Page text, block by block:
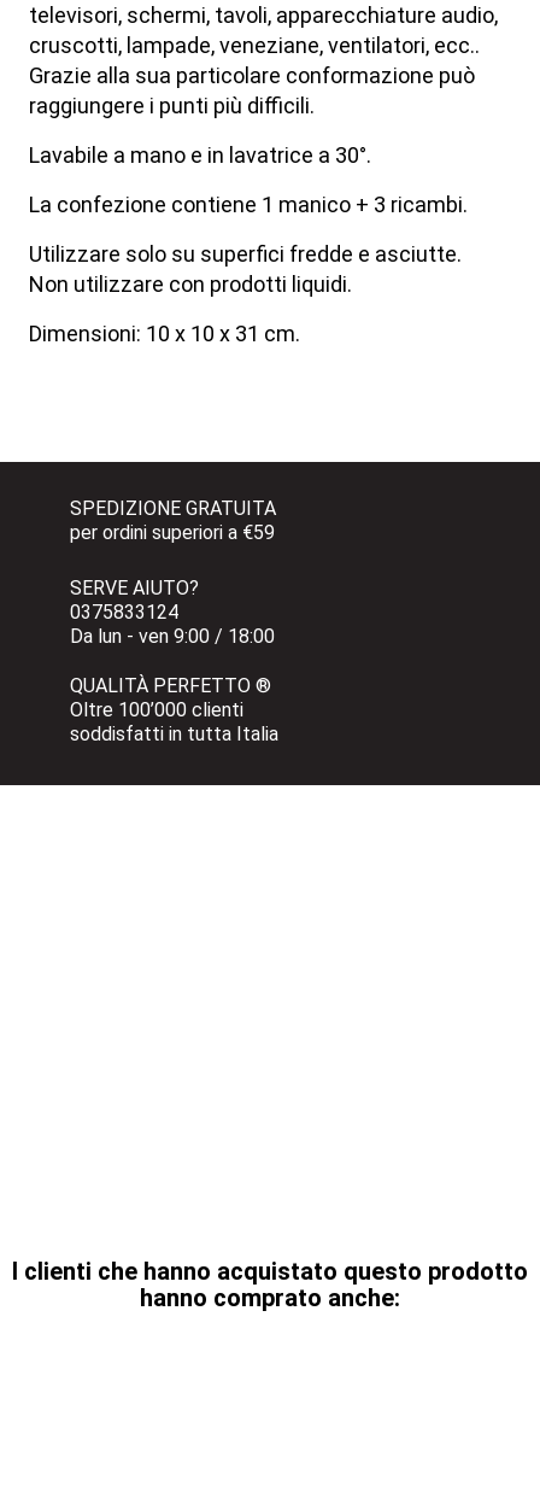
televisori, schermi, tavoli, apparecchiature audio,
cruscotti, lampade, veneziane, ventilatori, ecc..
Grazie alla sua particolare conformazione può
raggiungere i punti più difficili.
Lavabile a mano e in lavatrice a 30°.
La confezione contiene 1 manico + 3 ricambi.
Utilizzare solo su superfici fredde e asciutte.
Non utilizzare con prodotti liquidi.
Dimensioni: 10 x 10 x 31 cm.
SPEDIZIONE GRATUITA
per ordini superiori a €59
SERVE AIUTO?
0375833124
Da lun - ven 9:00 / 18:00
QUALITÀ PERFETTO ®
Oltre 100’000 clienti
soddisfatti in tutta Italia
I clienti che hanno acquistato questo prodotto
hanno comprato anche: